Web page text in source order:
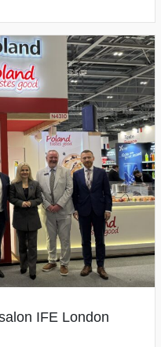
IFE London